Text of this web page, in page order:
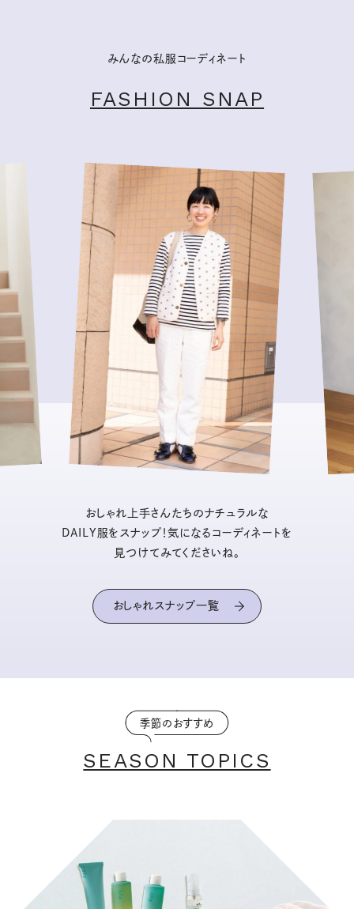
みんなの私服コーディネート
FASHION SNAP
おしゃれ上手さんたちのナチュラルな
DAILY服をスナップ！気になるコーディネートを
見つけてみてくださいね。
おしゃれスナップ一覧
季節のおすすめ
SEASON TOPICS